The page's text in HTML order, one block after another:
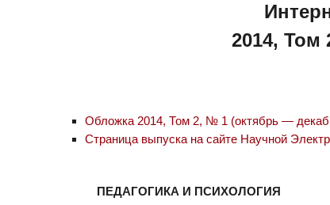
2014,
Обложка 2014, Том 2, № 1 (октябрь —
Страница выпуска на сайте Научной
ПЕДАГОГИКА И ПСИХОЛОГИЯ